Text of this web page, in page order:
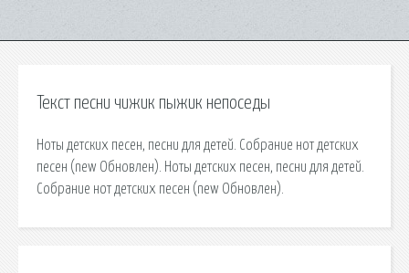
Текст песни чижик пыжик непоседы
Ноты детских песен, песни для детей. Собрание нот детских
песен (new Обновлен). Ноты детских песен, песни для детей.
Собрание нот детских песен (new Обновлен).